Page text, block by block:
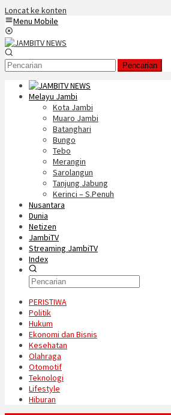
Loncat ke konten
Menu Mobile
Pencarian
Melayu Jambi
Kota Jambi
Muaro Jambi
Batanghari
Bungo
Tebo
Merangin
Sarolangun
Tanjung Jabung
Kerinci – S.Penuh
Nusantara
Dunia
Netizen
JambiTV
Streaming JambiTV
Index
PERISTIWA
Politik
Hukum
Ekonomi dan Bisnis
Kesehatan
Olahraga
Otomotif
Teknologi
Lifestyle
Hiburan